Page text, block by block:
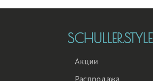
SCHULLER.STYLE
Акции